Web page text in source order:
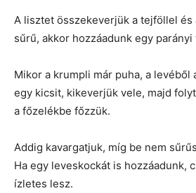
A lisztet összekeverjük a tejföllel és
sűrű, akkor hozzáadunk egy parányi
Mikor a krumpli már puha, a levéből
egy kicsit, kikeverjük vele, majd
a főzelékbe főzzük.
Addig kavargatjuk, míg be nem
Ha egy leveskockát is hozzáadunk,
ízletes lesz.